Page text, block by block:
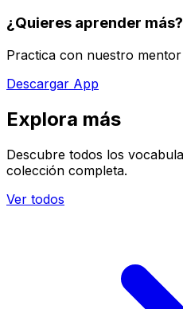
¿Quieres aprender más?
Practica con nuestro mentor
Descargar App
Explora más
Descubre todos los
colección completa.
Ver todos